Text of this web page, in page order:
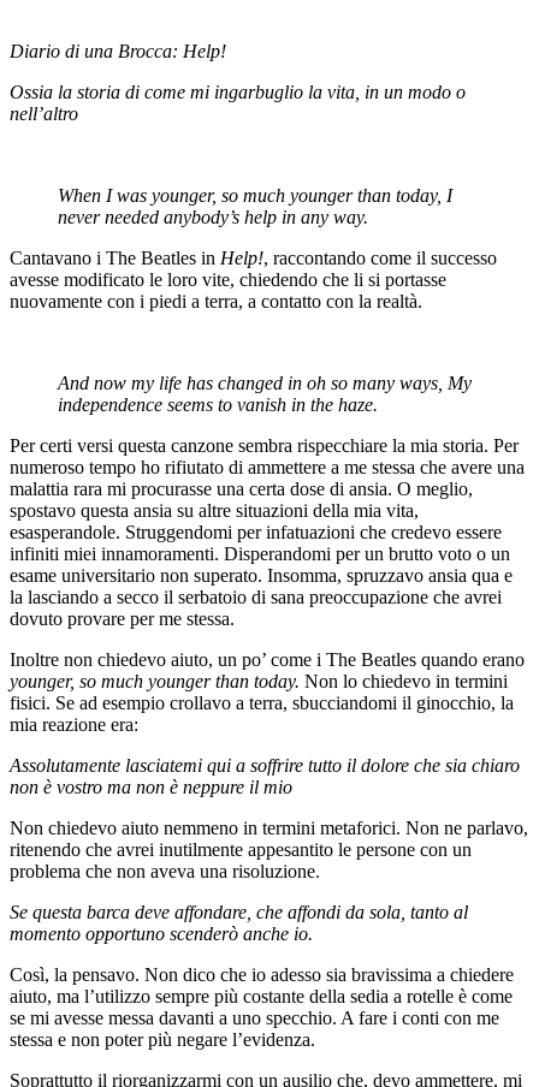
Diario di una Brocca: Help!
Ossia la storia di come mi ingarbuglio la vita, in un modo o
nell’altro
When I was younger, so much younger than today, I
never needed anybody’s help in any way.
Cantavano i The Beatles in Help!, raccontando come il successo
avesse modificato le loro vite, chiedendo che li si portasse
nuovamente con i piedi a terra, a contatto con la realtà.
And now my life has changed in oh so many ways, My
independence seems to vanish in the haze.
Per certi versi questa canzone sembra rispecchiare la mia storia. Per
numeroso tempo ho rifiutato di ammettere a me stessa che avere una
malattia rara mi procurasse una certa dose di ansia. O meglio,
spostavo questa ansia su altre situazioni della mia vita,
esasperandole. Struggendomi per infatuazioni che credevo essere
infiniti miei innamoramenti. Disperandomi per un brutto voto o un
esame universitario non superato. Insomma, spruzzavo ansia qua e
la lasciando a secco il serbatoio di sana preoccupazione che avrei
dovuto provare per me stessa.
Inoltre non chiedevo aiuto, un po’ come i The Beatles quando erano
younger, so much younger than today. Non lo chiedevo in termini
fisici. Se ad esempio crollavo a terra, sbucciandomi il ginocchio, la
mia reazione era:
Assolutamente lasciatemi qui a soffrire tutto il dolore che sia chiaro
non è vostro ma non è neppure il mio
Non chiedevo aiuto nemmeno in termini metaforici. Non ne parlavo,
ritenendo che avrei inutilmente appesantito le persone con un
problema che non aveva una risoluzione.
Se questa barca deve affondare, che affondi da sola, tanto al
momento opportuno scenderò anche io.
Così, la pensavo. Non dico che io adesso sia bravissima a chiedere
aiuto, ma l’utilizzo sempre più costante della sedia a rotelle è come
se mi avesse messa davanti a uno specchio. A fare i conti con me
stessa e non poter più negare l’evidenza.
Soprattutto il riorganizzarmi con un ausilio che, devo ammettere, mi